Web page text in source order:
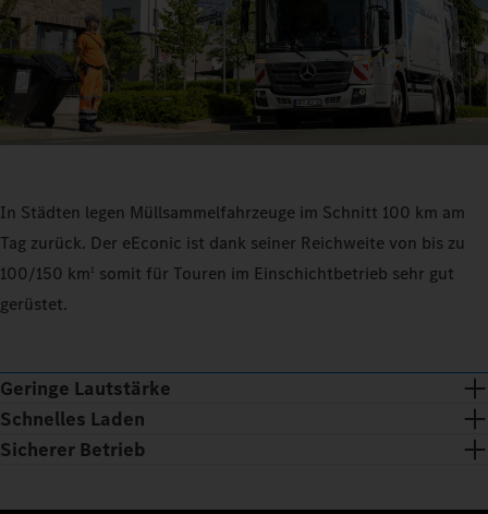
In Städten legen Müllsammelfahrzeuge im Schnitt 100 km am
Tag zurück. Der eEconic ist dank seiner Reichweite von bis zu
100/150 km1 somit für Touren im Einschichtbetrieb sehr gut
gerüstet.
Geringe Lautstärke
Schnelles Laden
Sicherer Betrieb